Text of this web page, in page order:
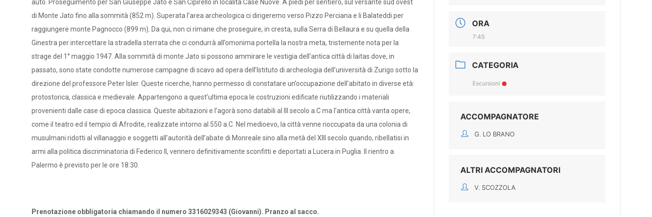
auto. Proseguimento per San Giuseppe Jato e San Cipirello in località Case Nuove. A piedi per sentiero, sul versante sud ovest
di Monte Jato fino alla sommità (852 m). Superata l’area archeologica ci dirigeremo verso Pizzo Perciana e li Balateddi per
raggiungere monte Pagnocco (899 m). Da qui, non ci rimane che proseguire, in cresta, sulla Serra di Bellaura e su quella della
Ginestra per intercettare la stradella sterrata che ci condurrà all’omonima portella la nostra meta, tristemente nota per la
strage del 1° maggio 1947. Alla sommità di monte Jato si possono ammirare le vestigia dell’antica città di Iaitas dove, in
passato, sono state condotte numerose campagne di scavo ad opera dell’Istituto di archeologia dell’università di Zurigo sotto la
direzione del professore Peter Isler. Queste ricerche, hanno permesso di constatare un’occupazione dell’abitato in diverse età:
protostorica, classica e medievale. Appartengono a quest’ultima epoca le costruzioni edificate riutilizzando i materiali
provenienti dalle case di epoca classica. Queste abitazioni e l’agorà sono databili al III secolo a.C ma l’antica città vanta opere,
come il teatro ed il tempio di Afrodite, realizzate intorno al 550 a.C. Nel medioevo, la città venne rioccupata da una colonia di
musulmani ridotti al villanaggio e soggetti all’autorità dell’abate di Monreale sino alla metà del XIII secolo quando, ribellatisi in
armi alla politica discriminatoria di Federico II, vennero definitivamente sconfitti e deportati a Lucera in Puglia. Il rientro a
Palermo è previsto per le ore 18:30.
Prenotazione obbligatoria chiamando il numero 3316029343 (Giovanni). Pranzo al sacco.
ORA
7:45
CATEGORIA
Escursioni
ACCOMPAGNATORE
G. LO BRANO
ALTRI ACCOMPAGNATORI
V. SCOZZOLA